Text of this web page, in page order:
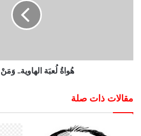
هُواةُ لُعبَة الهاوية..
مقالات ذات صلة